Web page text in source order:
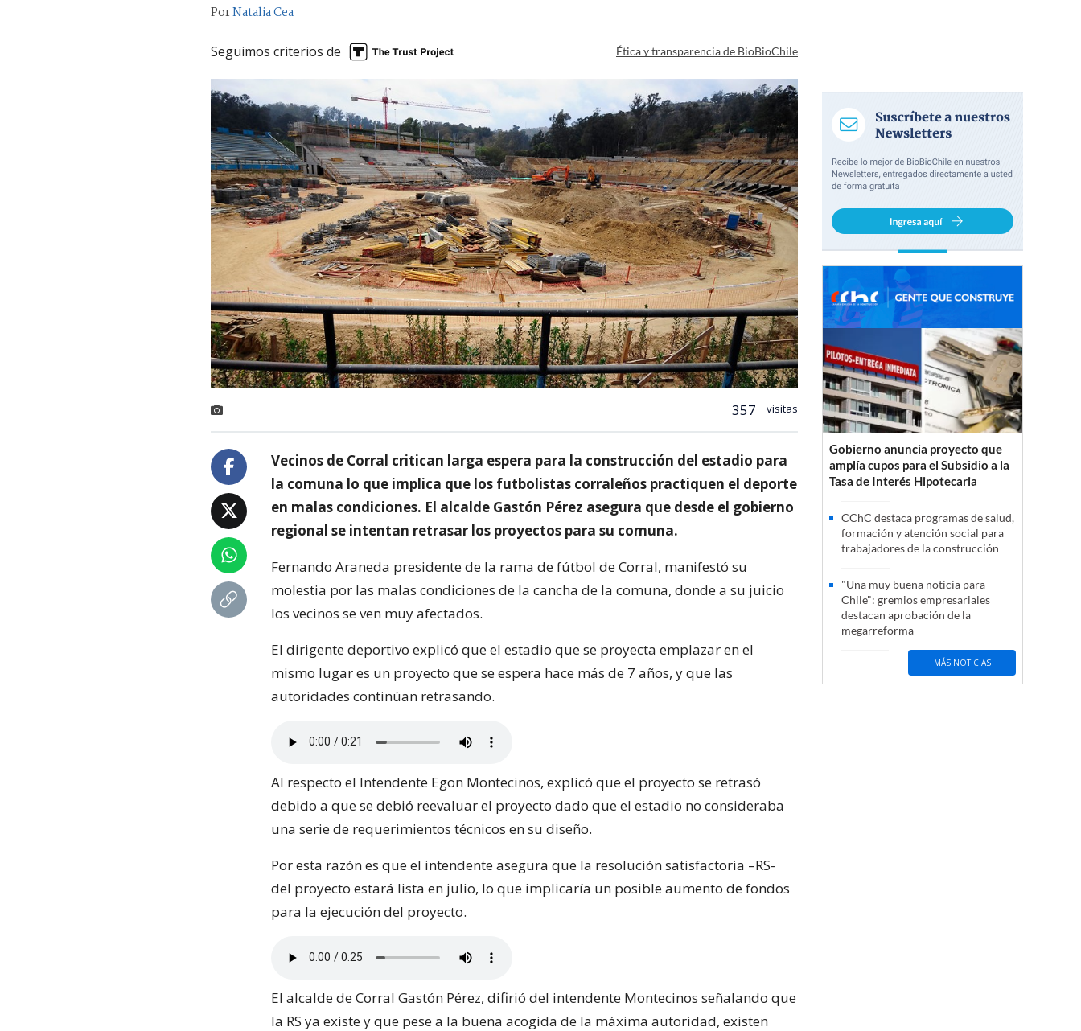
PorNatalia Cea
Seguimos criterios de Ética y transparencia de BioBioChile
357 visitas
Vecinos de Corral critican larga espera para la construcción del estadio para
la comuna lo que implica que los futbolistas corraleños practiquen el deporte
en malas condiciones. El alcalde Gastón Pérez asegura que desde el gobierno
regional se intentan retrasar los proyectos para su comuna.
Fernando Araneda presidente de la rama de fútbol de Corral, manifestó su
molestia por las malas condiciones de la cancha de la comuna, donde a su juicio
los vecinos se ven muy afectados.
El dirigente deportivo explicó que el estadio que se proyecta emplazar en el
mismo lugar es un proyecto que se espera hace más de 7 años, y que las
autoridades continúan retrasando.
Al respecto el Intendente Egon Montecinos, explicó que el proyecto se retrasó
debido a que se debió reevaluar el proyecto dado que el estadio no consideraba
una serie de requerimientos técnicos en su diseño.
Por esta razón es que el intendente asegura que la resolución satisfactoria –RS-
del proyecto estará lista en julio, lo que implicaría un posible aumento de fondos
para la ejecución del proyecto.
El alcalde de Corral Gastón Pérez, difirió del intendente Montecinos señalando que
la RS ya existe y que pese a la buena acogida de la máxima autoridad, existen
Gobierno anuncia proyecto que
amplía cupos para el Subsidio a la
Tasa de Interés Hipotecaria
CChC destaca programas de salud,
formación y atención social para
trabajadores de la construcción
"Una muy buena noticia para
Chile": gremios empresariales
destacan aprobación de la
megarreforma
MÁS NOTICIAS